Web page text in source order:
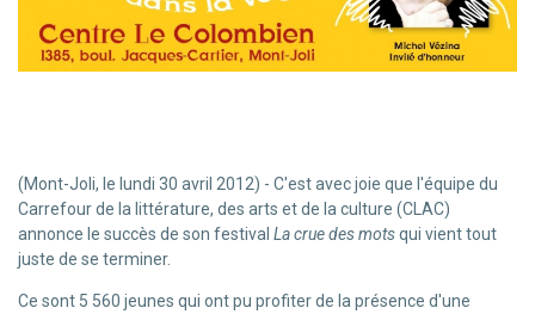
(Mont-Joli, le lundi 30 avril 2012) - C'est avec joie que l'équipe du
Carrefour de la littérature, des arts et de la culture (CLAC)
annonce le succès de son festival La crue des motsqui vient tout
juste de se terminer.
Ce sont 5 560 jeunes qui ont pu profiter de la présence d'une